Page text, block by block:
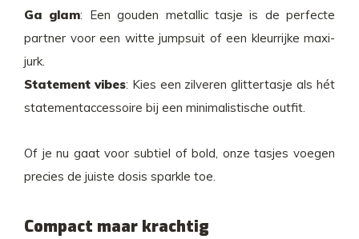
Ga glam: Een gouden metallic tasje is de perfecte
partner voor een witte jumpsuit of een kleurrijke maxi-
jurk.
Statement vibes: Kies een zilveren glittertasje als hét
statementaccessoire bij een minimalistische outfit.
Of je nu gaat voor subtiel of bold, onze tasjes voegen
precies de juiste dosis sparkle toe.
Compact maar krachtig